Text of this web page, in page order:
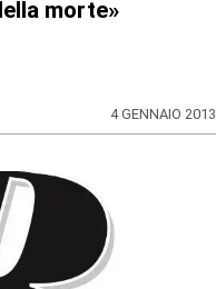
morte»
4 GENNAIO 2013